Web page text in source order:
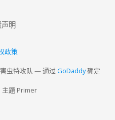
声明
政策
虫特攻队 — 通过 GoDaddy确定
题 Primer